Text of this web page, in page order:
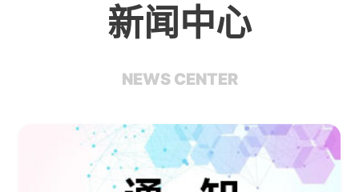
新闻中心
NEWS CENTER